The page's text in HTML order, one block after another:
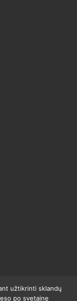
saugomos.
užtikrinti sklandų
po svetainę